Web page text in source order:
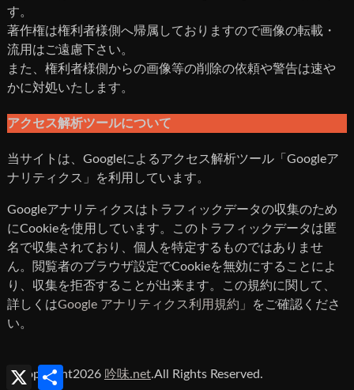
す。
著作権は権利者様側へ帰属しておりますので画像の転載・
流用はご遠慮下さい。
また、権利者様側からの画像等の削除の依頼や警告は速や
かに対処いたします。
アクセス解析ツールについて
当サイトは、Googleによるアクセス解析ツール「Googleア
ナリティクス」を利用しています。
Googleアナリティクスはトラフィックデータの収集のため
にCookieを使用しています。このトラフィックデータは匿
名で収集されており、個人を特定するものではありませ
ん。閲覧者のブラウザ設定でCookieを無効にすることによ
り、収集を拒否することが出来ます。この規約に関して、
詳しくはGoogle アナリティクス利用規約」
をご確認くださ
い。
©Copyright2026 吟味.net.All Rights Reserved.
X
共